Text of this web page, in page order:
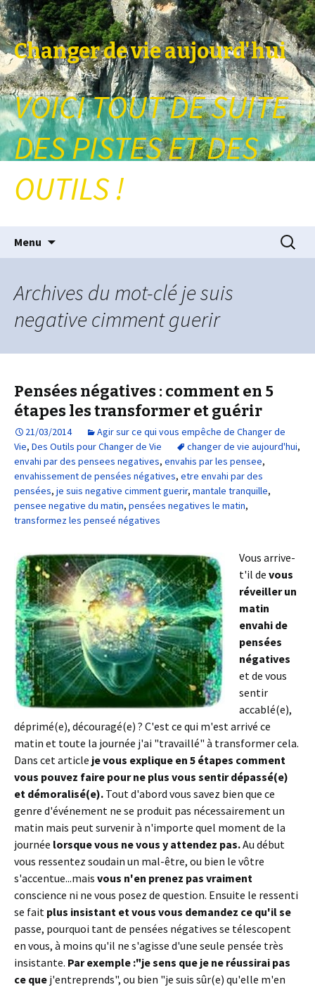
Changer de vie aujourd'hui
VOICI TOUT DE SUITE
DES PISTES ET DES
OUTILS !
Menu
Archives du mot-clé je suis
negative cimment guerir
Pensées négatives : comment en 5
étapes les transformer et guérir
21/03/2014
Agir sur ce qui vous empêche de Changer de
Vie, Des Outils pour Changer de Vie changer de vie aujourd'hui,
envahi par des pensees negatives, envahis par les pensee,
envahissement de pensées négatives, etre envahi par des
pensées, je suis negative cimment guerir, mantale tranquille,
pensee negative du matin, pensées negatives le matin,
transformez les penseé négatives
Vous arrive-
t'il de vous
réveiller un
matin
envahi de
pensées
négatives
et de vous
sentir
accablé(e),
déprimé(e), découragé(e) ? C'est ce qui m'est arrivé ce
matin et toute la journée j'ai "travaillé" à transformer cela.
Dans cet article je vous explique en 5 étapes comment
vous pouvez faire pour ne plus vous sentir dépassé(e)
et démoralisé(e). Tout d'abord vous savez bien que ce
genre d'événement ne se produit pas nécessairement un
matin mais peut survenir à n'importe quel moment de la
journée lorsque vous ne vous y attendez pas.Au début
vous ressentez soudain un mal-être, ou bien le vôtre
s'accentue...mais vous n'en prenez pas vraiment
conscience ni ne vous posez de question. Ensuite le ressenti
se fait plus insistant et vous vous demandez ce qu'il se
passe, pourquoi tant de pensées négatives se télescopent
en vous, à moins qu'il ne s'agisse d'une seule pensée très
insistante. Par exemple :"je sens que je ne réussirai pas
ce que j'entreprends", ou bien "je suis sûr(e) qu'elle m'en